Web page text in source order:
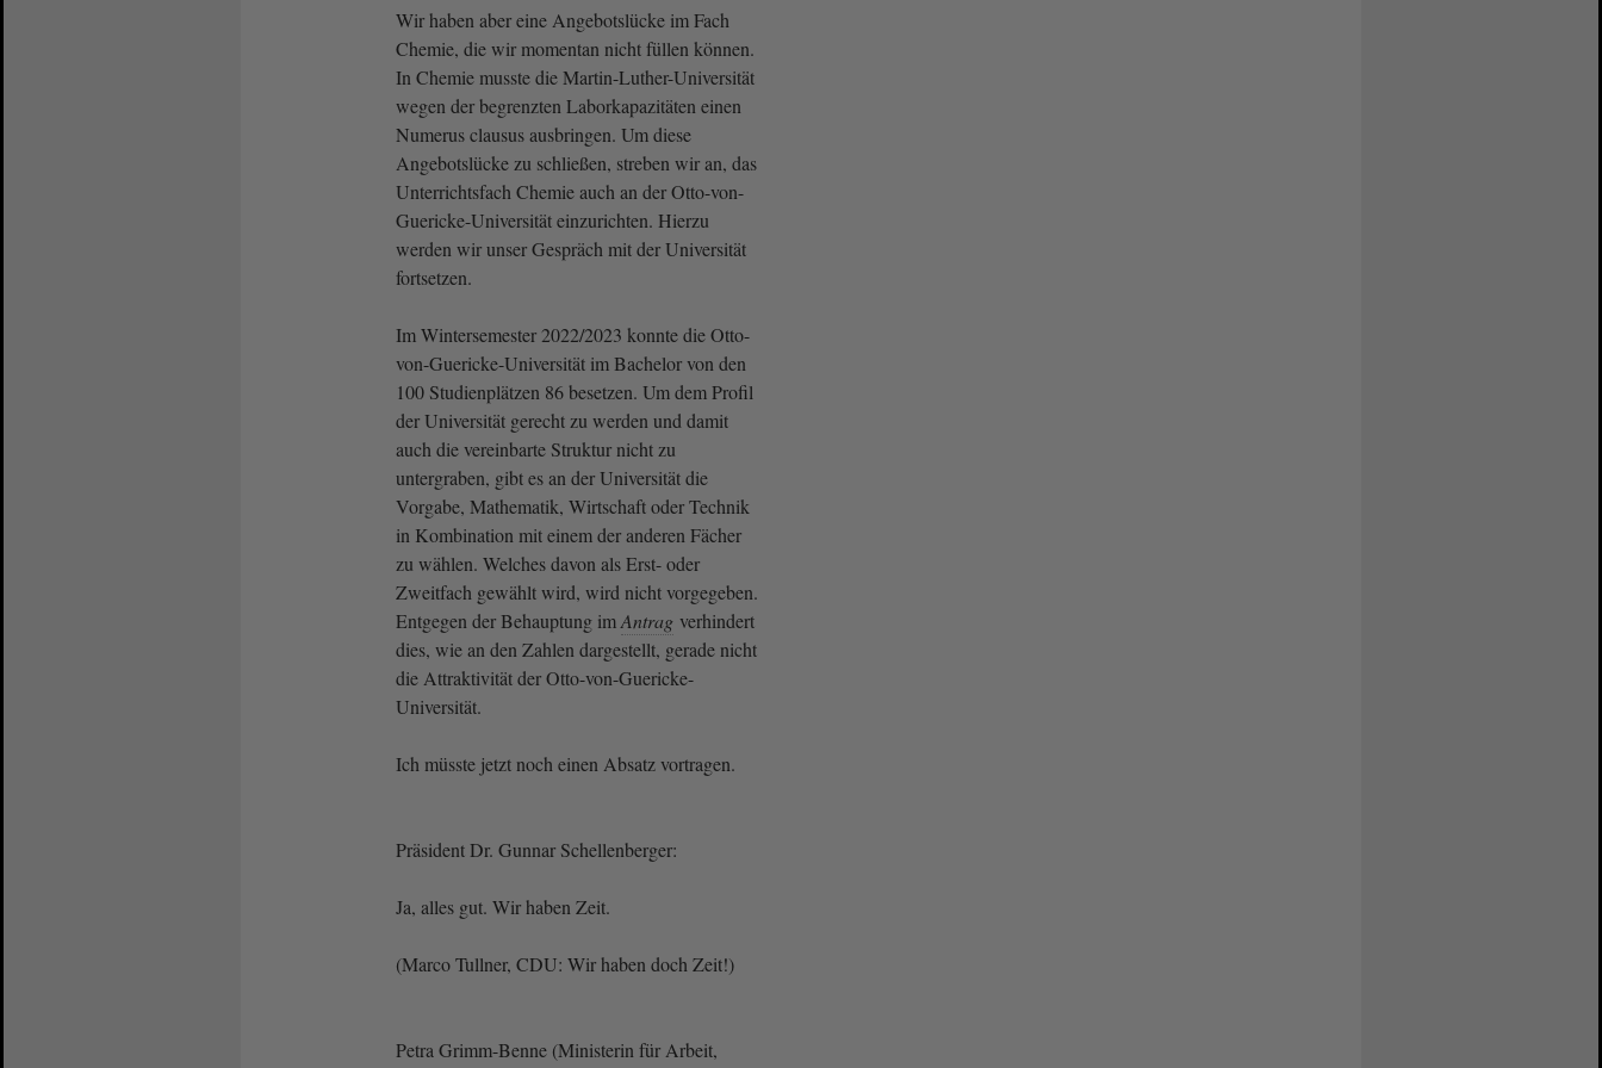
Wir haben aber eine Angebotslücke im Fach
Chemie, die wir momentan nicht füllen können.
In Chemie musste die Martin-Luther-Universität
wegen der begrenzten Laborkapazitäten einen
Numerus clausus ausbringen. Um diese
Angebotslücke zu schließen, streben wir an, das
Unterrichtsfach Chemie auch an der Otto-von-
Guericke-Universität einzurichten. Hierzu
werden wir unser Gespräch mit der Universität
fortsetzen.
Im Wintersemester 2022/2023 konnte die Otto-
von-Guericke-Universität im Bachelor von den
100 Studienplätzen 86 besetzen. Um dem Profil
der Universität gerecht zu werden und damit
auch die vereinbarte Struktur nicht zu
untergraben, gibt es an der Universität die
Vorgabe, Mathematik, Wirtschaft oder Technik
in Kombination mit einem der anderen Fächer
zu wählen. Welches davon als Erst- oder
Zweitfach gewählt wird, wird nicht vorgegeben.
Entgegen der Behauptung imAntrag verhindert
dies, wie an den Zahlen dargestellt, gerade nicht
die Attraktivität der Otto-von-Guericke-
Universität.
Ich müsste jetzt noch einen Absatz vortragen.
Präsident Dr. Gunnar Schellenberger:
Ja, alles gut. Wir haben Zeit.
(Marco Tullner, CDU: Wir haben doch Zeit!)
Petra Grimm-Benne (Ministerin für Arbeit,